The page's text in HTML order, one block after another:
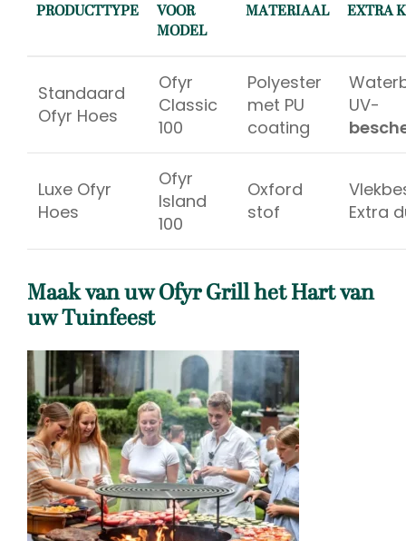
PRODUCTTYPE
VOOR
MODEL
MATERIAAL EXTRA
Standaard
Ofyr Hoes
Ofyr
Classic
100
Polyester
met PU
coating
UV-
Luxe Ofyr
Hoes
Ofyr
Island
100
Oxford
stof
Extra
Maak van uw Ofyr Grill het Hart van
uw Tuinfeest